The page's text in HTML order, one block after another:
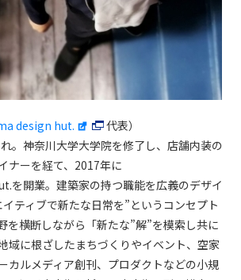
design hut.
代表）
。神奈川大学大学院を修了し、店舗内装の
ナーを経て、2017年に
開業。建築家の持つ職能を広義のデザイ
ティブで新たな日常を”というコンセプト
を横断しながら「新たな”解”を模索し共に
域に根ざしたまちづくりやイベント、空家
カルメディア創刊、プロダクトなどの小規